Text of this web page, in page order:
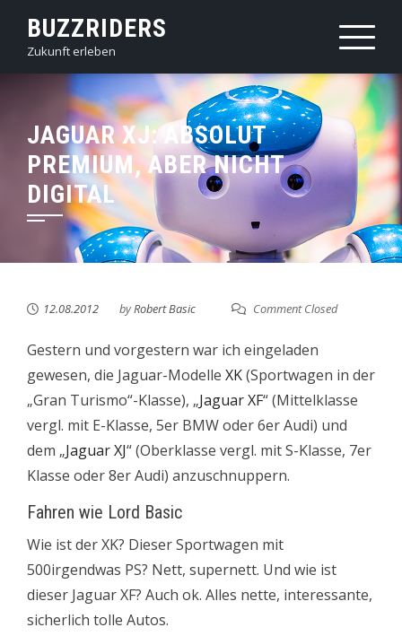
content
BUZZRIDERS
Zukunft erleben
JAGUAR XJ: ABSOLUT
PREMIUM, ABER NICHT
DIGITAL
12.08.2012 byRobert Basic Comment Closed
Gestern und vorgestern war ich eingeladen
gewesen, die Jaguar-Modelle XK(Sportwagen in der
„Gran Turismo“-Klasse), „Jaguar XF“ (Mittelklasse
vergl. mit E-Klasse, 5er BMW oder 6er Audi) und
dem „Jaguar XJ“ (Oberklasse vergl. mit S-Klasse, 7er
Klasse oder 8er Audi) anzuschnuppern.
Fahren wie Lord Basic
Wie ist der XK? Dieser Sportwagen mit
500irgendwas PS? Nett, supernett. Und wie ist
dieser Jaguar XF? Auch ok. Alles nette, interessante,
sicherlich tolle Autos.